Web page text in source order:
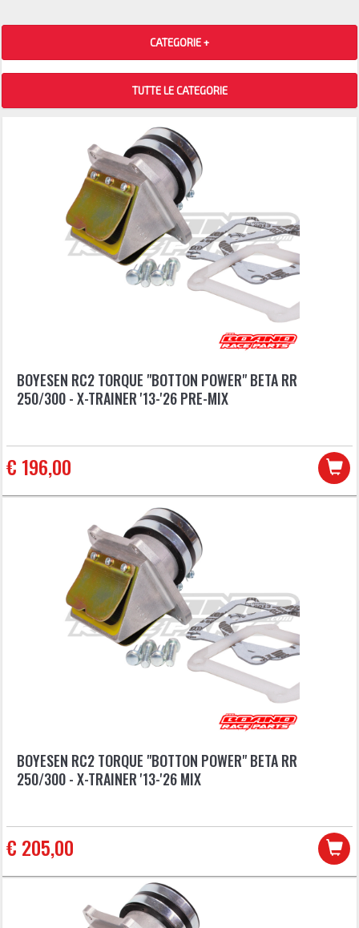
CATEGORIE +
TUTTE LE CATEGORIE
BOYESEN RC2 TORQUE "BOTTON POWER" BETA RR
250/300 - X-TRAINER '13-'26 PRE-MIX
€ 196,00
BOYESEN RC2 TORQUE "BOTTON POWER" BETA RR
250/300 - X-TRAINER '13-'26 MIX
€ 205,00